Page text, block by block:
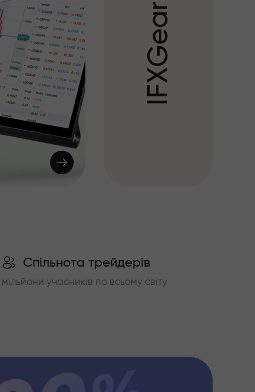
I
F
X
G
e
a
r
Спільнота трейдерів
мільйони учасників по всьому світу